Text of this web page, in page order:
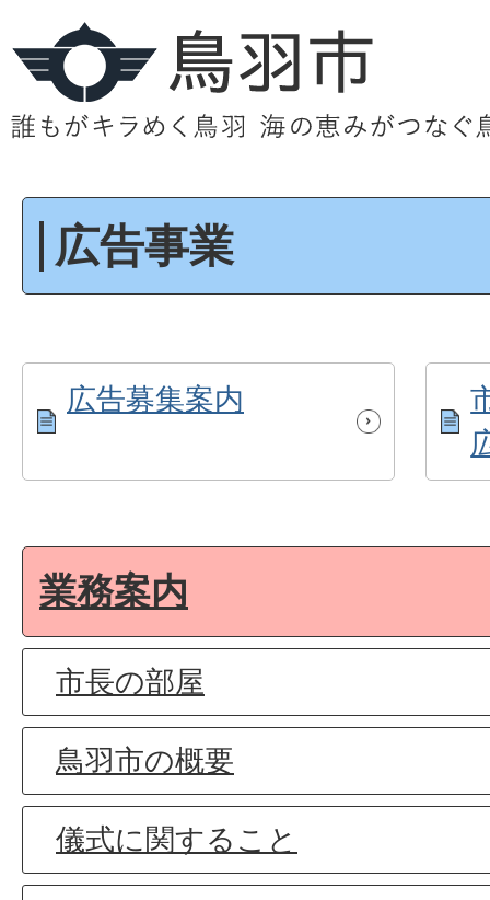
広告事業
広告募集案内
業務案内
市長の部屋
鳥羽市の概要
儀式に関すること